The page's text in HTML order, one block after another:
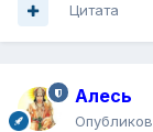
Цитата
Алесь